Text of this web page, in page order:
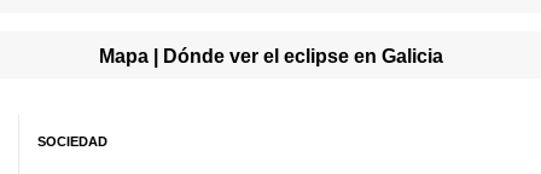
Mapa | Dónde ver el eclipse en Galicia
SOCIEDAD